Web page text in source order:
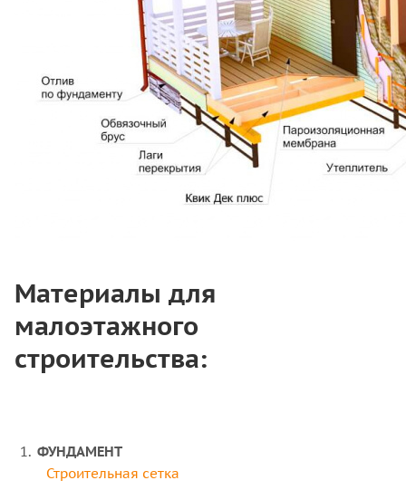
Материалы для
малоэтажного
строительства:
ФУНДАМЕНТ
Строительная сетка